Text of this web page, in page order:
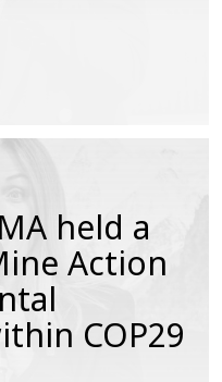
held a
Action
COP29